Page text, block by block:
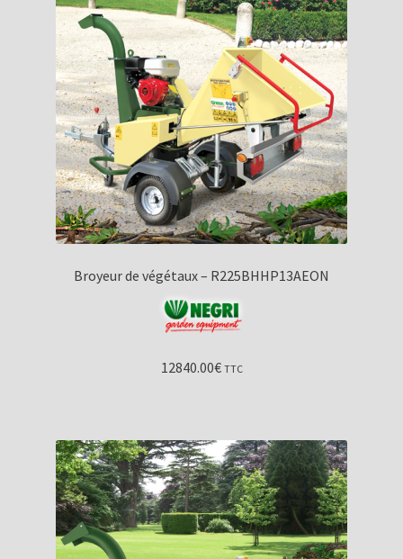
Broyeur de végétaux – R225BHHP13AEON
12840.00€ TTC